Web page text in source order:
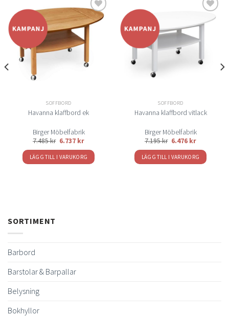
till i
önskelistan
SOFFBORD
Havanna klaffbord ek
Birger Möbelfabrik
7.485kr 6.737 kr
LÄGG TILL I VARUKORG
önskelistan
SOFFBORD
Havanna klaffbord vitlack
Birger Möbelfabrik
7.195kr 6.476 kr
LÄGG TILL I VARUKORG
SORTIMENT
Barbord
Barstolar & Barpallar
Belysning
Bokhyllor